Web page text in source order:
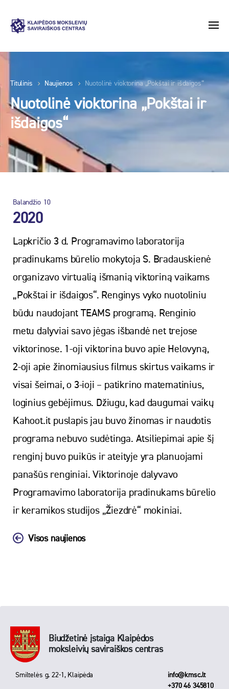
Titulinis Naujienos Nuotolinė vioktorina „Pokštai ir išdaigos“
Nuotolinė vioktorina „Pokštai ir
išdaigos“
Balandžio 10
2020
Lapkričio 3 d. Programavimo laboratorija
pradinukams būrelio mokytoja S. Bradauskienė
organizavo virtualią išmanią viktoriną vaikams
„Pokštai ir išdaigos“. Renginys vyko nuotoliniu
būdu naudojant TEAMS programą. Renginio
metu dalyviai savo jėgas išbandė net trejose
viktorinose. 1-oji viktorina buvo apie Helovyną,
2-oji apie žinomiausius filmus skirtus vaikams ir
visai šeimai, o 3-ioji – patikrino matematinius,
loginius gebėjimus. Džiugu, kad daugumai vaikų
Kahoot.it puslapis jau buvo žinomas ir naudotis
programa nebuvo sudėtinga. Atsiliepimai apie šį
renginį buvo puikūs ir ateityje yra planuojami
panašūs renginiai. Viktorinoje dalyvavo
Programavimo laboratorija pradinukams būrelio
ir keramikos studijos „Žiezdrė“ mokiniai.
Visos naujienos
Biudžetinė įstaiga Klaipėdos
moksleivių saviraiškos centras
Smiltelės g. 22-1, Klaipėda
info@kmsc.lt
+370 46 345810